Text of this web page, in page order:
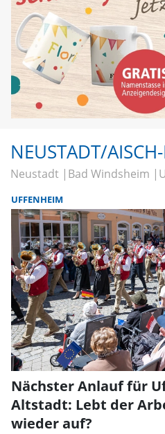
NEUSTADT/
Neustadt Bad Windsheim
UFFENHEIM
Nächster Anlauf für
Altstadt: Lebt der
wieder auf?